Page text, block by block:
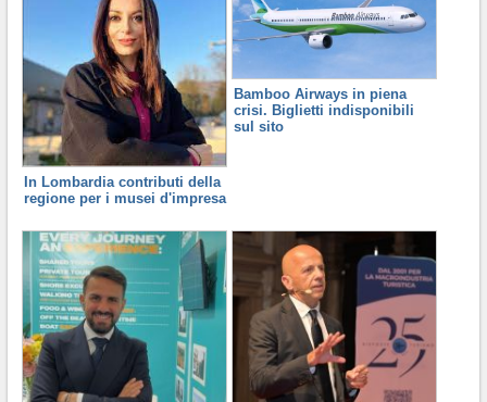
In Lombardia contributi della
regione per i musei d'impresa
Bamboo Airways in piena
crisi. Biglietti indisponibili
sul sito